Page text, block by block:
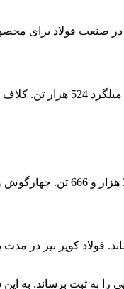
شرکت فولاد آلیاژی ایران طی سال 1399، 3 محصول را در سبد